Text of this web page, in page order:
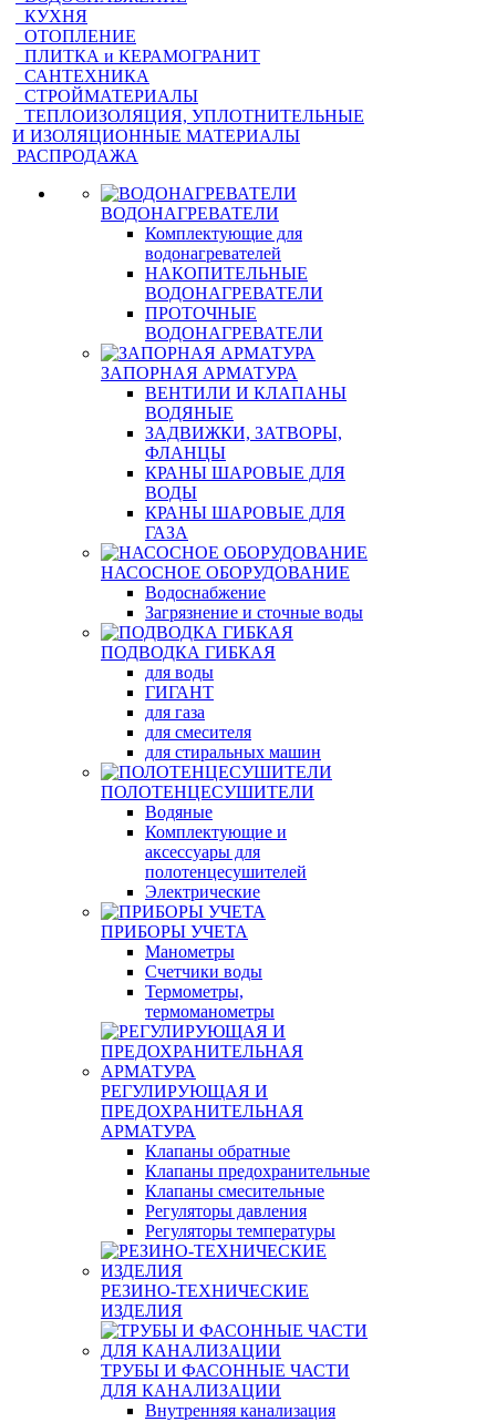
КУХНЯ
ОТОПЛЕНИЕ
ПЛИТКА и КЕРАМОГРАНИТ
САНТЕХНИКА
СТРОЙМАТЕРИАЛЫ
ТЕПЛОИЗОЛЯЦИЯ, УПЛОТНИТЕЛЬНЫЕ
И ИЗОЛЯЦИОННЫЕ МАТЕРИАЛЫ
РАСПРОДАЖА
ВОДОНАГРЕВАТЕЛИ
Комплектующие для
водонагревателей
НАКОПИТЕЛЬНЫЕ
ВОДОНАГРЕВАТЕЛИ
ПРОТОЧНЫЕ
ВОДОНАГРЕВАТЕЛИ
ЗАПОРНАЯ АРМАТУРА
ВЕНТИЛИ И КЛАПАНЫ
ВОДЯНЫЕ
ЗАДВИЖКИ, ЗАТВОРЫ,
ФЛАНЦЫ
КРАНЫ ШАРОВЫЕ ДЛЯ
ВОДЫ
КРАНЫ ШАРОВЫЕ ДЛЯ
ГАЗА
НАСОСНОЕ ОБОРУДОВАНИЕ
Водоснабжение
Загрязнение и сточные воды
ПОДВОДКА ГИБКАЯ
для воды
ГИГАНТ
для газа
для смесителя
для стиральных машин
ПОЛОТЕНЦЕСУШИТЕЛИ
Водяные
Комплектующие и
аксессуары для
полотенцесушителей
Электрические
ПРИБОРЫ УЧЕТА
Манометры
Счетчики воды
Термометры,
термоманометры
РЕГУЛИРУЮЩАЯ И
ПРЕДОХРАНИТЕЛЬНАЯ
АРМАТУРА
Клапаны обратные
Клапаны предохранительные
Клапаны смесительные
Регуляторы давления
Регуляторы температуры
РЕЗИНО-ТЕХНИЧЕСКИЕ
ИЗДЕЛИЯ
ТРУБЫ И ФАСОННЫЕ ЧАСТИ
ДЛЯ КАНАЛИЗАЦИИ
Внутренняя канализация